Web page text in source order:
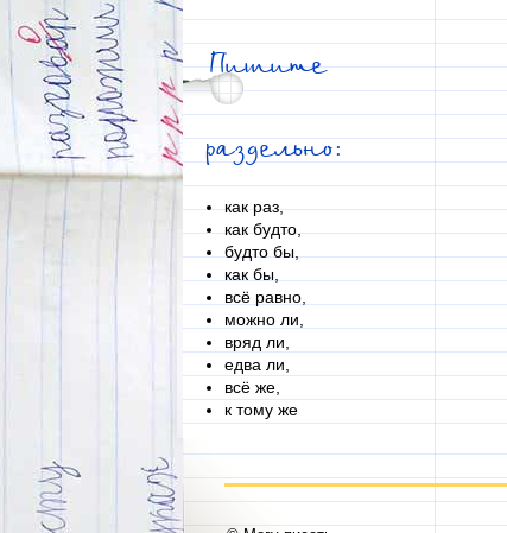
Пишите
раздельно:
как раз,
как будто,
будто бы,
как бы,
всё равно,
можно ли,
вряд ли,
едва ли,
всё же,
к тому же